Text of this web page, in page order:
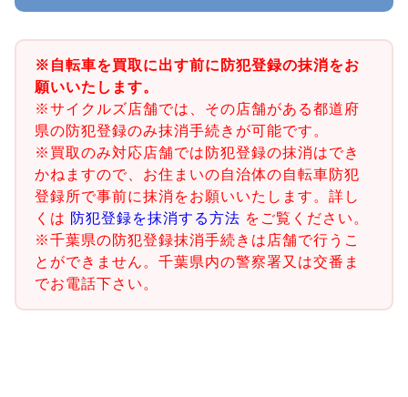
※自転車を買取に出す前に防犯登録の抹消をお
願いいたします。
※サイクルズ店舗では、その店舗がある都道府
県の防犯登録のみ抹消手続きが可能です。
※買取のみ対応店舗では防犯登録の抹消はでき
かねますので、お住まいの自治体の自転車防犯
登録所で事前に抹消をお願いいたします。詳し
くは 防犯登録を抹消する方法 をご覧ください。
※千葉県の防犯登録抹消手続きは店舗で行うこ
とができません。千葉県内の警察署又は交番ま
でお電話下さい。